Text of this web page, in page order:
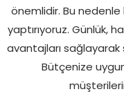
önemlidir. Bu nedenle
yaptırıyoruz. Günlük,
avantajları
Bütçenize